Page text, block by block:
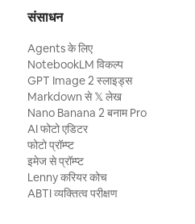
संसाधन
Agents के लिए
NotebookLM विकल्प
GPT Image 2 स्लाइड्स
Markdown से 𝕏 लेख
Nano Banana 2 बनाम Pro
AI फोटो एडिटर
फोटो प्रॉम्प्ट
इमेज से प्रॉम्प्ट
Lenny करियर कोच
ABTI व्यक्तित्व परीक्षण